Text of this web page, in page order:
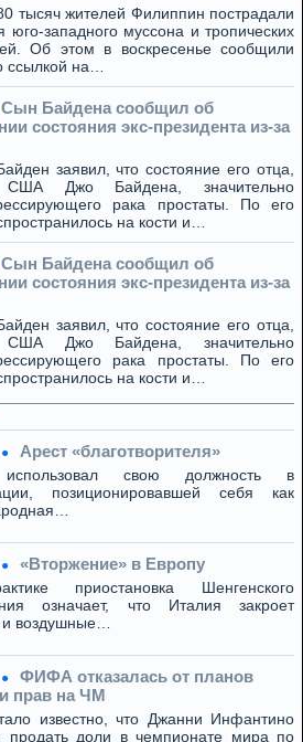
тысяч жителей Филиппин пострадали
юго-западного муссона и тропических
Об этом в воскресенье сообщили
ссылкой на…
Сын Байдена сообщил об
состояния экс-президента из-за
заявил, что состояние его отца,
США Джо Байдена, значительно
рака простаты. По его
на кости и…
Сын Байдена сообщил об
состояния экс-президента из-за
заявил, что состояние его отца,
США Джо Байдена, значительно
рака простаты. По его
на кости и…
Арест «благотворителя»
свою должность в
позиционировавшей себя как
«Вторжение» в Европу
приостановка Шенгенского
означает, что Италия закроет
воздушные…
ФИФА отказалась от планов
прав на ЧМ
известно, что Джанни Инфантино
продать доли в чемпионате мира по